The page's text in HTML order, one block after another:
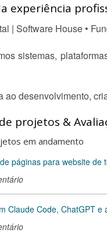
experiência
| Software House •
sistemas,
ao desenvolvimento,
projetos &
em andamento
páginas para website de
Claude Code, ChatGPT